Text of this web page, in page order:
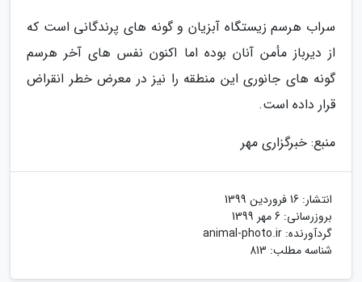
سراب هرسم زیستگاه آبزیان و گونه های پرندگانی است که
از دیرباز مأمن آنان بوده اما اکنون نفس های آخر هرسم
گونه های جانوری این منطقه را نیز در معرض خطر انقراض
قرار داده است.
منبع: خبرگزاری مهر
انتشار: 16 فروردین 1399
بروزرسانی: 6 مهر 1399
گردآورنده: animal-photo.ir
شناسه مطلب: 813